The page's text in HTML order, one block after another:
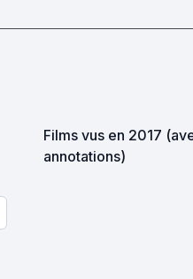
Films vus en 2017
annotations)